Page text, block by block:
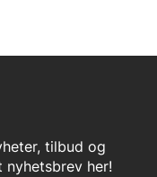
tilbud og
nyhetsbrev her!